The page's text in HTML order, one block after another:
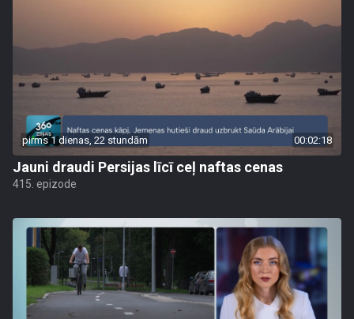
pirms 1 dienas, 22 stundām 00:02:18
Jauni draudi Persijas līcī ceļ naftas cenas
415. epizode